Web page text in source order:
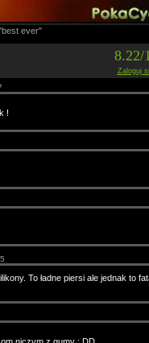
ever"
Zaloguj
!
To ładne piersi ale jednak to